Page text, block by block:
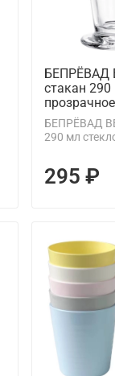
БЕПРЁВАД
стакан 290
прозрачное
БЕПРЁВАД
290 мл
295 ₽